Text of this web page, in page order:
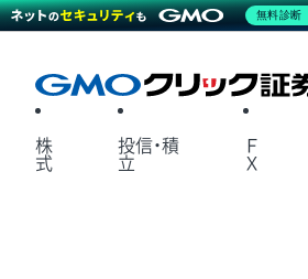
株
式
投信・積
立
Ｆ
Ｘ
無料診断